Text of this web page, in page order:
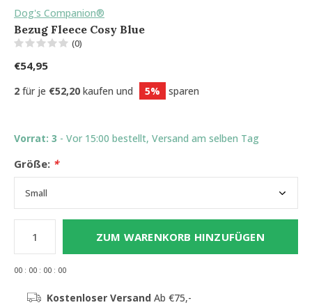
Dog's Companion®
Bezug Fleece Cosy Blue
(0)
€54,95
2 für je €52,20 kaufen und 5% sparen
Vorrat: 3 - Vor 15:00 bestellt, Versand am selben Tag
Größe: *
ZUM WARENKORB HINZUFÜGEN
00 : 00 : 00 : 00
Kostenloser Versand Ab €75,-